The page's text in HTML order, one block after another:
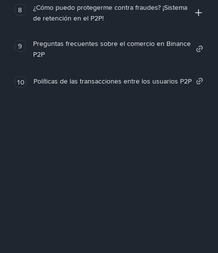
8
¿Cómo puedo protegerme contra fraudes? ¡Sistema
de retención en el P2P!
9
Preguntas frecuentes sobre el comercio en Binance
P2P
10 Políticas de las transacciones entre los usuarios P2P